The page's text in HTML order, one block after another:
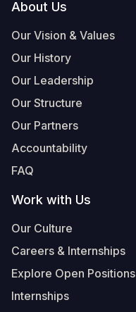
Footer
About Us
Our Vision & Values
Our History
Our Leadership
Our Structure
Our Partners
Accountability
FAQ
Work with Us
Our Culture
Careers & Internships
Explore Open Positions
Internships